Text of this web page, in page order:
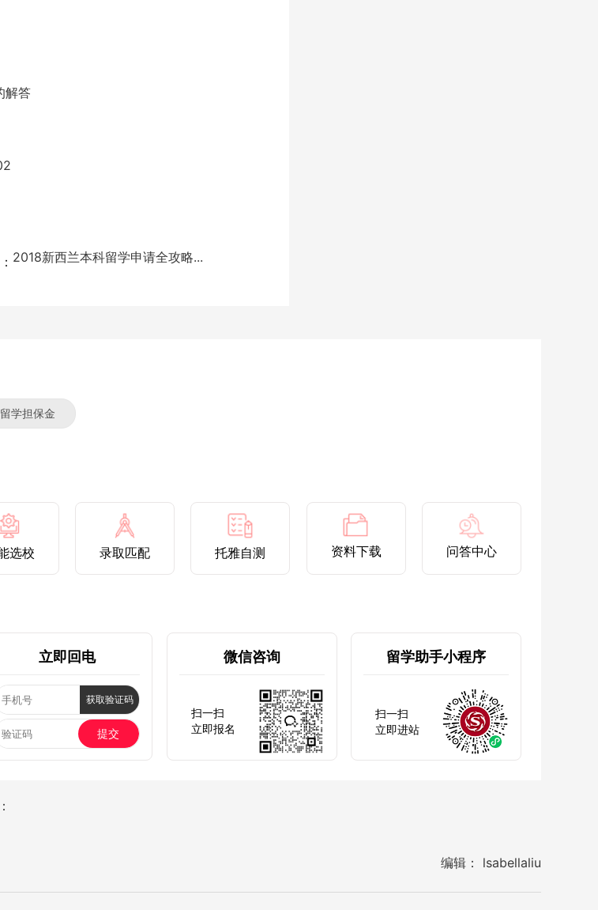
解答
2018新西兰本科留学申请全攻略...
学担保金
选校 录取匹配 托雅自测 资料下载 问答中心
立即回电
获取验证码
提交
微信咨询
扫一扫
立即报名
留学助手小程序
扫一扫
立即进站
编辑： lsabellaliu